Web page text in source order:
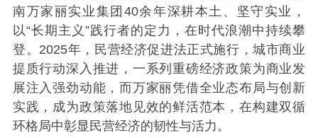
南万家丽实业集团40余年深耕本土、坚守实业，
以“长期主义”践行者的定力，在时代浪潮中持续攀
登。2025年，民营经济促进法正式施行，城市商业
提质行动深入推进，一系列重磅经济政策为商业发
展注入强劲动能，而万家丽凭借全业态布局与创新
实践，成为政策落地见效的鲜活范本，在构建双循
环格局中彰显民营经济的韧性与活力。